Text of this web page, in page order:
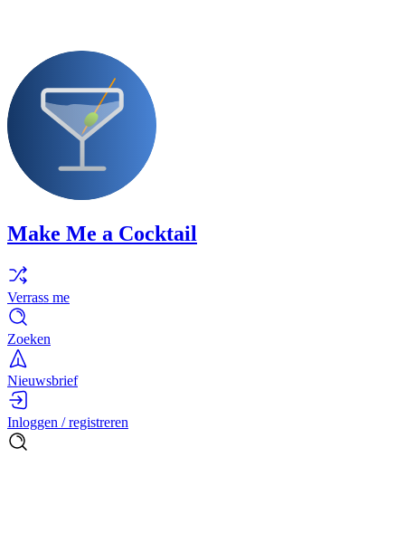
Make Me a Cocktail
Verrass me
Zoeken
Nieuwsbrief
Inloggen / registreren